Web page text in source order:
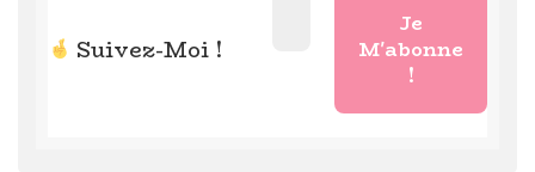
Suivez-Moi !